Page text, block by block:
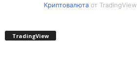
Криптовалютаот TradingView
TradingView